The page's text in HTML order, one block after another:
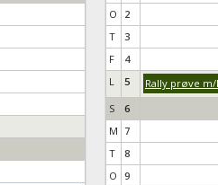
O
2
T
3
F
4
L
5
Rally prøve m/
S
6
M 7
T
8
O 9